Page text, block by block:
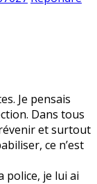
Je pensais
Dans tous
et surtout
ce n’est
police, je lui ai